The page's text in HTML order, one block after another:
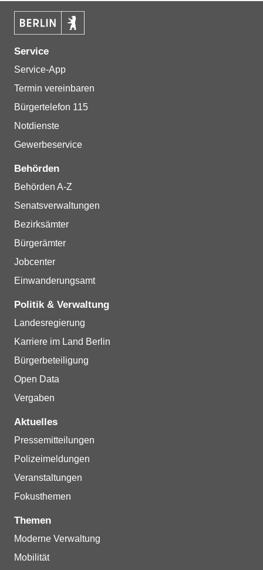
Service
Service-App
Termin vereinbaren
Bürgertelefon 115
Notdienste
Gewerbeservice
Behörden
Behörden A-Z
Senatsverwaltungen
Bezirksämter
Bürgerämter
Jobcenter
Einwanderungsamt
Politik & Verwaltung
Landesregierung
Karriere im Land Berlin
Bürgerbeteiligung
Open Data
Vergaben
Aktuelles
Pressemitteilungen
Polizeimeldungen
Veranstaltungen
Fokusthemen
Themen
Moderne Verwaltung
Mobilität